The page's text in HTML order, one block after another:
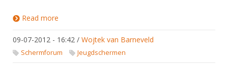
Read more
09-07-2012 - 16:42 / Wojtek van Barneveld
Schermforum Jeugdschermen